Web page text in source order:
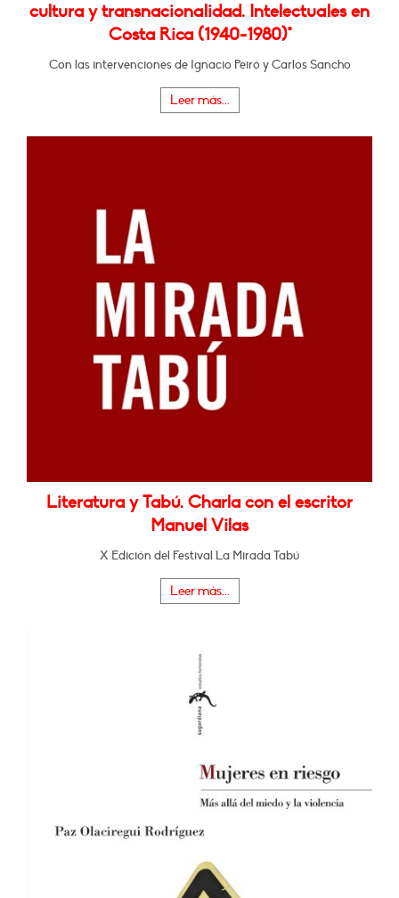
cultura y transnacionalidad. Intelectuales en
Costa Rica (1940-1980)"
Con las intervenciones de Ignacio Peiró y Carlos Sancho
Leer más...
Literatura y Tabú. Charla con el escritor
Manuel Vilas
X Edición del Festival La Mirada Tabú
Leer más...